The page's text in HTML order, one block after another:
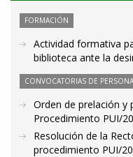
FORMACIÓN
Actividad formativa
biblioteca ante la
CONVOCATORIAS DE
Orden de prelación y
Procedimiento PUI/
Resolución de la
procedimiento PUI/